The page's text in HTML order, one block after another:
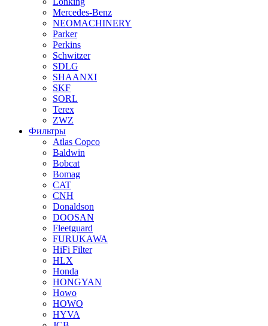
Mercedes-Benz
NEOMACHINERY
Parker
Perkins
Schwitzer
SDLG
SHAANXI
SKF
SORL
Terex
ZWZ
Фильтры
Atlas Copco
Baldwin
Bobcat
Bomag
CAT
CNH
Donaldson
DOOSAN
Fleetguard
FURUKAWA
HiFi Filter
HLX
Honda
HONGYAN
Howo
HOWO
HYVA